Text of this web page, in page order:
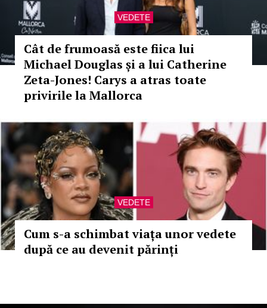
VEDETE
Cât de frumoasă este fiica lui
Michael Douglas și a lui Catherine
Zeta-Jones! Carys a atras toate
privirile la Mallorca
VEDETE
Cum s-a schimbat viața unor vedete
după ce au devenit părinți